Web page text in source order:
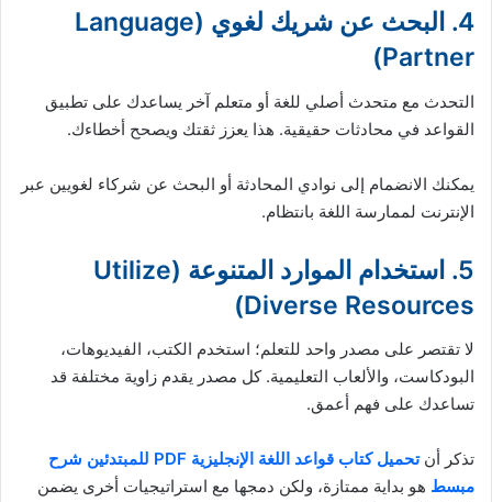
4. البحث عن شريك لغوي (Language
Partner)
التحدث مع متحدث أصلي للغة أو متعلم آخر يساعدك على تطبيق
القواعد في محادثات حقيقية. هذا يعزز ثقتك ويصحح أخطاءك.
يمكنك الانضمام إلى نوادي المحادثة أو البحث عن شركاء لغويين عبر
الإنترنت لممارسة اللغة بانتظام.
5. استخدام الموارد المتنوعة (Utilize
Diverse Resources)
لا تقتصر على مصدر واحد للتعلم؛ استخدم الكتب، الفيديوهات،
البودكاست، والألعاب التعليمية. كل مصدر يقدم زاوية مختلفة قد
تساعدك على فهم أعمق.
تذكر أن
تحميل كتاب قواعد اللغة الإنجليزية PDF للمبتدئين شرح
مبسط هو بداية ممتازة، ولكن دمجها مع استراتيجيات أخرى يضمن